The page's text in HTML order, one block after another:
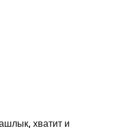
хватит и